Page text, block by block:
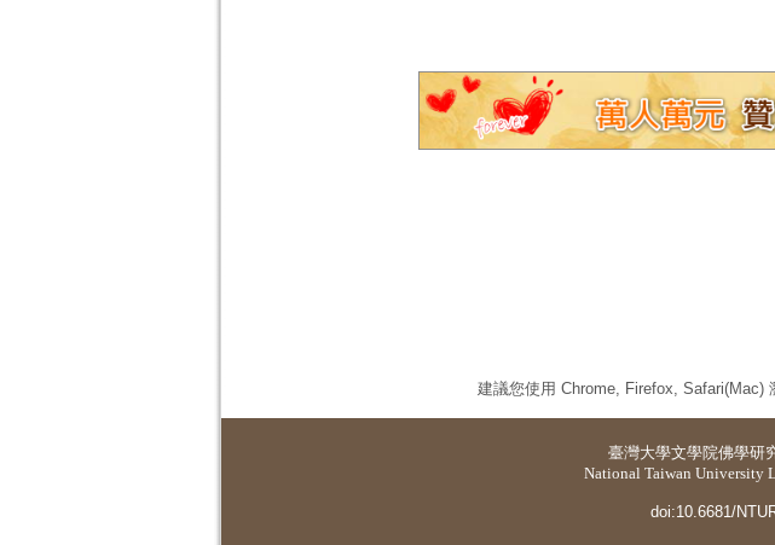
建議您使用 Chrome, Firefox, Safari(Mac)
臺灣大學文學院佛學研
National Taiwan University
doi:10.6681/